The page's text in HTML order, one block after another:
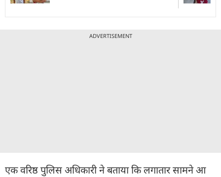
ADVERTISEMENT
एक वरिष्ठ पुलिस अधिकारी ने बताया कि लगातार सामने आ